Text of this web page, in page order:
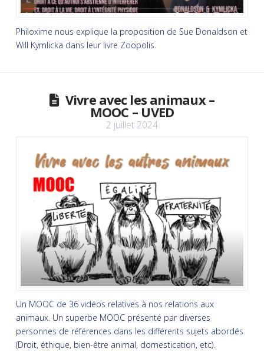
Philoxime nous explique la proposition de Sue Donaldson et
Will Kymlicka dans leur livre Zoopolis.
Vivre avec les animaux –
MOOC – UVED
2 juillet 2024
Un MOOC de 36 vidéos relatives à nos relations aux
animaux. Un superbe MOOC présenté par diverses
personnes de références dans les différents sujets abordés
(Droit, éthique, bien-être animal, domestication, etc).